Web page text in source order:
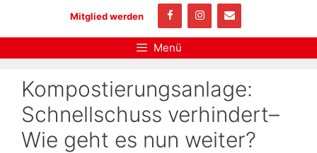
Mitglied werden
Menü
Kompostierungsanlage:
Schnellschuss verhindert–
Wie geht es nun weiter?